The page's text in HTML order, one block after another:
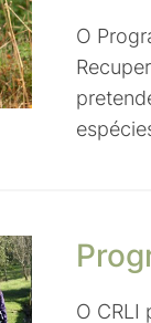
O
O CRLI